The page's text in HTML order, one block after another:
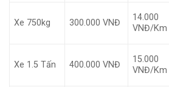
Xe 750kg 300.000 VNĐ
14.000
VNĐ/Km
Xe 1.5 Tấn 400.000 VNĐ
15.000
VNĐ/Km